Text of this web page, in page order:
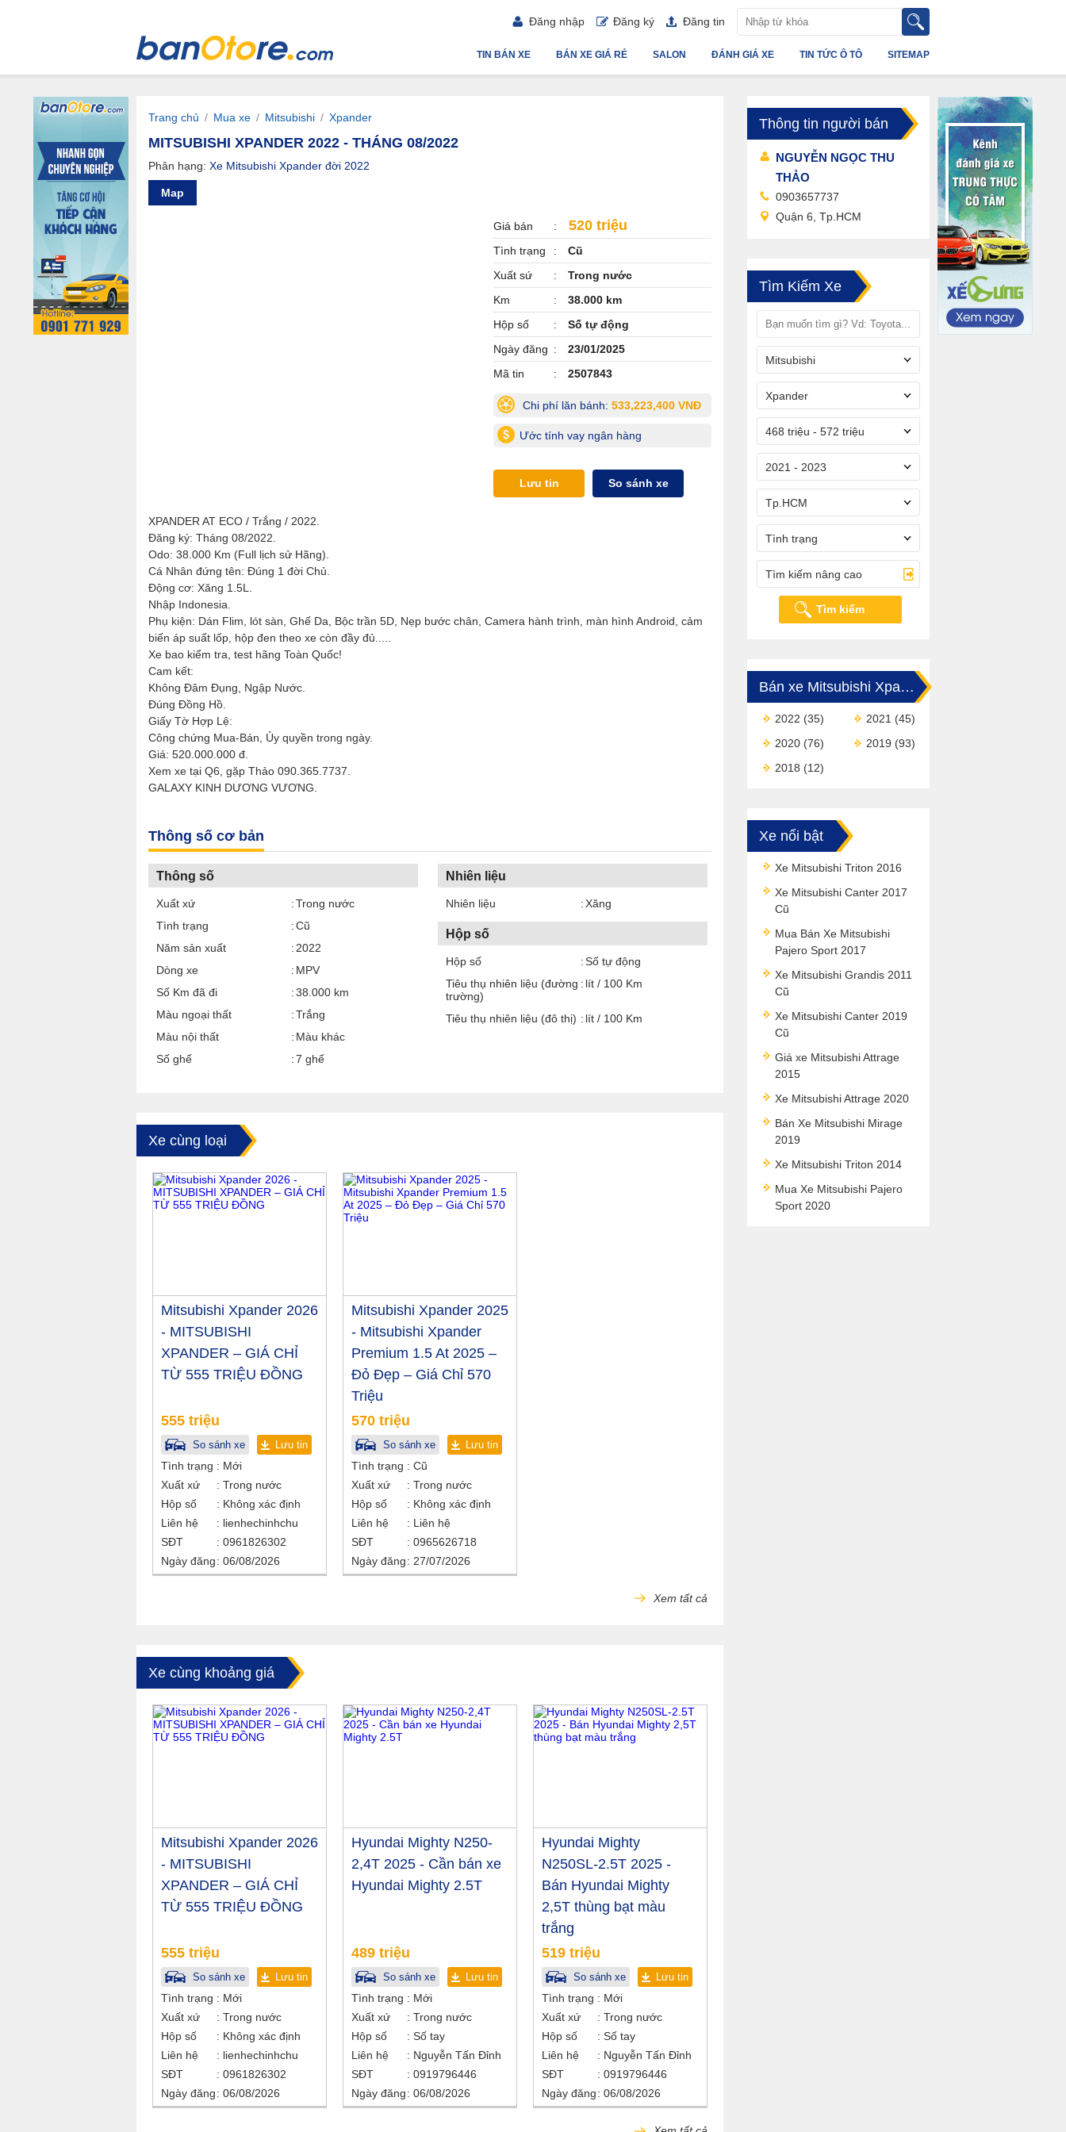
Đăng nhập Đăng ký Đăng tin
SITEMAP
TIN TỨC Ô TÔ
ĐÁNH GIÁ XE
SALON
BÁN XE GIÁ RẺ
TIN BÁN XE
Trang chủ / Mua xe / Mitsubishi / Xpander
MITSUBISHI XPANDER 2022 - THÁNG 08/2022
Phân hạng: Xe Mitsubishi Xpander đời 2022
Map
Giá bán 520 triệu
Tình trạng
Cũ
Xuất sứ
Trong nước
Km
38.000 km
Hộp số
Số tự động
Ngày đăng
23/01/2025
Mã tin
2507843
Chi phí lăn bánh: 533,223,400 VNĐ
Ước tính vay ngân hàng
Lưu tin So sánh xe
XPANDER AT ECO / Trắng / 2022.
Đăng ký: Tháng 08/2022.
Odo: 38.000 Km (Full lịch sử Hãng).
Cá Nhân đứng tên: Đúng 1 đời Chủ.
Động cơ: Xăng 1.5L.
Nhập Indonesia.
Phụ kiện: Dán Flim, lót sàn, Ghế Da, Bộc trần 5D, Nẹp bước chân, Camera hành trình, màn hình Android, cảm
biến áp suất lốp, hộp đen theo xe còn đầy đủ.....
Xe bao kiểm tra, test hãng Toàn Quốc!
Cam kết:
Không Đâm Đụng, Ngập Nước.
Đúng Đồng Hồ.
Giấy Tờ Hợp Lệ:
Công chứng Mua-Bán, Ủy quyền trong ngày.
Giá: 520.000.000 đ.
Xem xe tại Q6, gặp Thảo 090.365.7737.
GALAXY KINH DƯƠNG VƯƠNG.
Thông số cơ bản
Thông số
Xuất xứ
Trong nước
Tình trạng
Cũ
Năm sản xuất
2022
Dòng xe
MPV
Số Km đã đi
38.000 km
Màu ngoại thất
Trắng
Màu nội thất
Màu khác
Số ghế
7 ghế
Nhiên liệu
Nhiên liệu Xăng
Hộp số
Hộp số
Số tự động
Tiêu thụ nhiên liệu (đường
trường)
lít / 100 Km
Tiêu thụ nhiên liệu (đô thị) lít / 100 Km
Xe cùng loại
Mitsubishi Xpander 2026
- MITSUBISHI
XPANDER – GIÁ CHỈ
TỪ 555 TRIỆU ĐỒNG
555 triệu
So sánh xe Lưu tin
Tình trạng
Mới
Xuất xứ
Trong nước
Hộp số
Không xác định
Liên hệ
lienhechinhchu
SĐT
0961826302
Ngày đăng
06/08/2026
Mitsubishi Xpander 2025
- Mitsubishi Xpander
Premium 1.5 At 2025 –
Đỏ Đẹp – Giá Chỉ 570
Triệu
570 triệu
So sánh xe Lưu tin
Tình trạng
Cũ
Xuất xứ
Trong nước
Hộp số
Không xác định
Liên hệ
Liên hệ
SĐT
0965626718
Ngày đăng
27/07/2026
Xem tất cả
Xe cùng khoảng giá
Mitsubishi Xpander 2026
- MITSUBISHI
XPANDER – GIÁ CHỈ
TỪ 555 TRIỆU ĐỒNG
555 triệu
So sánh xe Lưu tin
Tình trạng
Mới
Xuất xứ
Trong nước
Hộp số
Không xác định
Liên hệ
lienhechinhchu
SĐT
0961826302
Ngày đăng
06/08/2026
Hyundai Mighty N250-
2,4T 2025 - Cần bán xe
Hyundai Mighty 2.5T
489 triệu
So sánh xe Lưu tin
Tình trạng
Mới
Xuất xứ
Trong nước
Hộp số
Số tay
Liên hệ
Nguyễn Tấn Đỉnh
SĐT
0919796446
Ngày đăng
06/08/2026
Hyundai Mighty
N250SL-2.5T 2025 -
Bán Hyundai Mighty
2,5T thùng bạt màu
trắng
519 triệu
So sánh xe Lưu tin
Tình trạng
Mới
Xuất xứ
Trong nước
Hộp số
Số tay
Liên hệ
Nguyễn Tấn Đỉnh
SĐT
0919796446
Ngày đăng
06/08/2026
Thông tin người bán
NGUYỄN NGỌC THU
THẢO
0903657737
Quận 6, Tp.HCM
Tìm Kiếm Xe
Mitsubishi
Xpander
468 triệu - 572 triệu
2021 - 2023
Tp.HCM
Tình trạng
Tìm kiếm nâng cao
Tìm kiếm
Bán xe Mitsubishi Xpander
2022 (35) 2021 (45)
2020 (76) 2019 (93)
2018 (12)
Xe nổi bật
Xe Mitsubishi Triton 2016
Xe Mitsubishi Canter 2017
Cũ
Mua Bán Xe Mitsubishi
Pajero Sport 2017
Xe Mitsubishi Grandis 2011
Cũ
Xe Mitsubishi Canter 2019
Cũ
Giá xe Mitsubishi Attrage
2015
Xe Mitsubishi Attrage 2020
Bán Xe Mitsubishi Mirage
2019
Xe Mitsubishi Triton 2014
Mua Xe Mitsubishi Pajero
Sport 2020